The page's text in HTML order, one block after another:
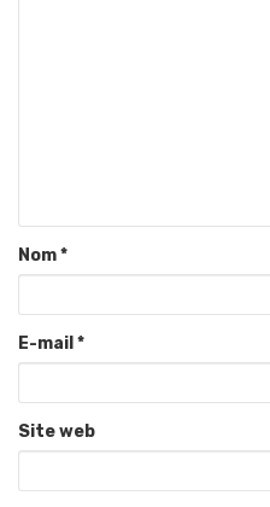
Nom*
E-mail *
Site web